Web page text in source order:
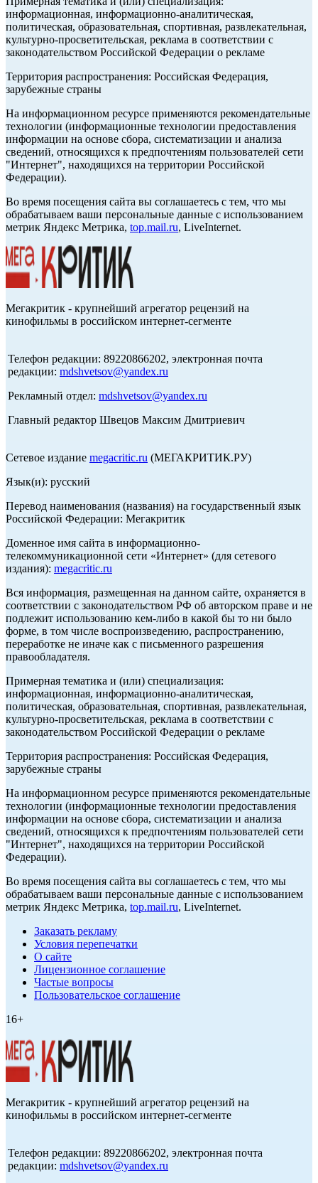
информационная, информационно-аналитическая,
политическая, образовательная, спортивная, развлекательная,
культурно-просветительская, реклама в соответствии с
законодательством Российской Федерации о рекламе
Территория распространения: Российская Федерация,
зарубежные страны
На информационном ресурсе применяются рекомендательные
технологии (информационные технологии предоставления
информации на основе сбора, систематизации и анализа
сведений, относящихся к предпочтениям пользователей сети
"Интернет", находящихся на территории Российской
Федерации).
Во время посещения сайта вы соглашаетесь с тем, что мы
обрабатываем ваши персональные данные с использованием
метрик Яндекс Метрика, top.mail.ru, LiveInternet.
Мегакритик - крупнейший агрегатор рецензий на
кинофильмы в российском интернет-сегменте
Телефон редакции: 89220866202, электронная почта
редакции: mdshvetsov@yandex.ru
Рекламный отдел: mdshvetsov@yandex.ru
Главный редактор Швецов Максим Дмитриевич
Сетевое издание megacritic.ru (МЕГАКРИТИК.РУ)
Язык(и): русский
Перевод наименования (названия) на государственный язык
Российской Федерации: Мегакритик
Доменное имя сайта в информационно-
телекоммуникационной сети «Интернет» (для сетевого
издания): megacritic.ru
Вся информация, размещенная на данном сайте, охраняется в
соответствии с законодательством РФ об авторском праве и не
подлежит использованию кем-либо в какой бы то ни было
форме, в том числе воспроизведению, распространению,
переработке не иначе как с письменного разрешения
правообладателя.
Примерная тематика и (или) специализация:
информационная, информационно-аналитическая,
политическая, образовательная, спортивная, развлекательная,
культурно-просветительская, реклама в соответствии с
законодательством Российской Федерации о рекламе
Территория распространения: Российская Федерация,
зарубежные страны
На информационном ресурсе применяются рекомендательные
технологии (информационные технологии предоставления
информации на основе сбора, систематизации и анализа
сведений, относящихся к предпочтениям пользователей сети
"Интернет", находящихся на территории Российской
Федерации).
Во время посещения сайта вы соглашаетесь с тем, что мы
обрабатываем ваши персональные данные с использованием
метрик Яндекс Метрика, top.mail.ru, LiveInternet.
Заказать рекламу
Условия перепечатки
О сайте
Лицензионное соглашение
Частые вопросы
Пользовательское соглашение
16+
Мегакритик - крупнейший агрегатор рецензий на
кинофильмы в российском интернет-сегменте
Телефон редакции: 89220866202, электронная почта
редакции: mdshvetsov@yandex.ru